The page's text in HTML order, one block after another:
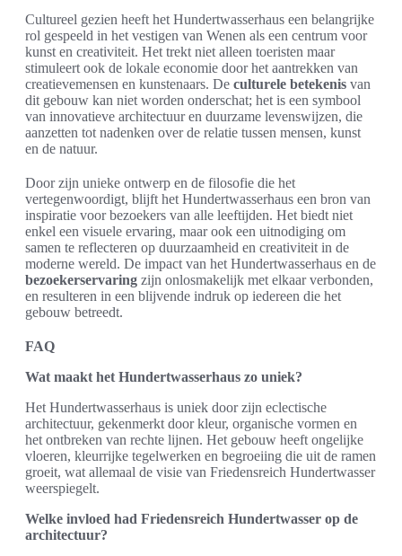
Cultureel gezien heeft het Hundertwasserhaus een belangrijke
rol gespeeld in het vestigen van Wenen als een centrum voor
kunst en creativiteit. Het trekt niet alleen toeristen maar
stimuleert ook de lokale economie door het aantrekken van
creatievemensen en kunstenaars. De culturele betekenis van
dit gebouw kan niet worden onderschat; het is een symbool
van innovatieve architectuur en duurzame levenswijzen, die
aanzetten tot nadenken over de relatie tussen mensen, kunst
en de natuur.
Door zijn unieke ontwerp en de filosofie die het
vertegenwoordigt, blijft het Hundertwasserhaus een bron van
inspiratie voor bezoekers van alle leeftijden. Het biedt niet
enkel een visuele ervaring, maar ook een uitnodiging om
samen te reflecteren op duurzaamheid en creativiteit in de
moderne wereld. De impact van het Hundertwasserhaus en de
bezoekerservaring zijn onlosmakelijk met elkaar verbonden,
en resulteren in een blijvende indruk op iedereen die het
gebouw betreedt.
FAQ
Wat maakt het Hundertwasserhaus zo uniek?
Het Hundertwasserhaus is uniek door zijn eclectische
architectuur, gekenmerkt door kleur, organische vormen en
het ontbreken van rechte lijnen. Het gebouw heeft ongelijke
vloeren, kleurrijke tegelwerken en begroeiing die uit de ramen
groeit, wat allemaal de visie van Friedensreich Hundertwasser
weerspiegelt.
Welke invloed had Friedensreich Hundertwasser op de
architectuur?